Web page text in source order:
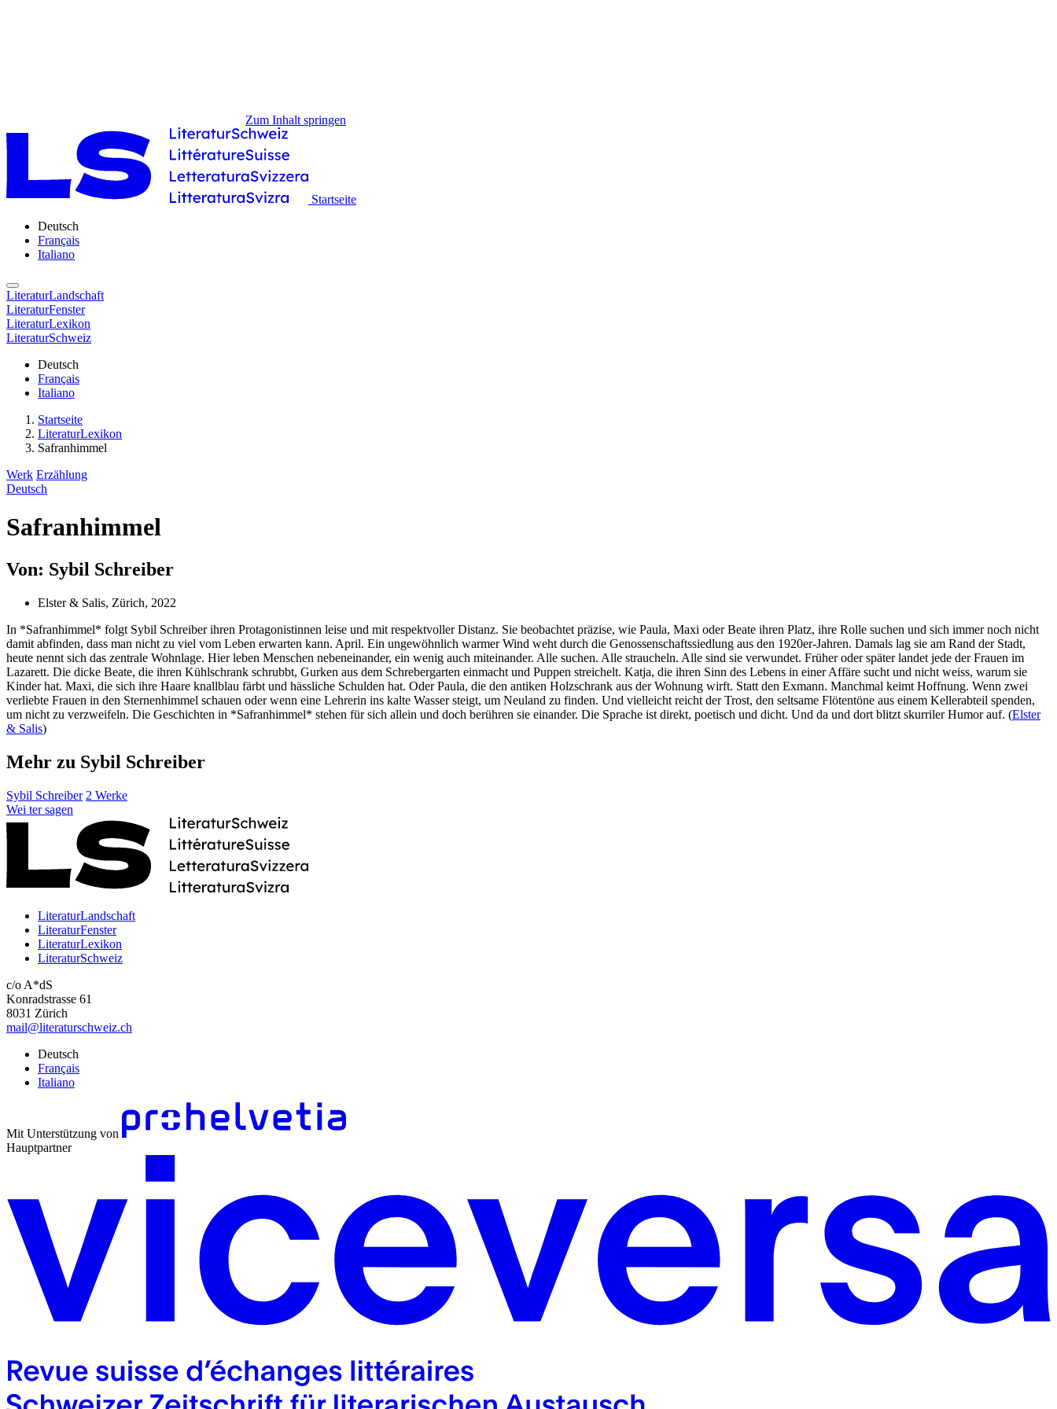
Zum Inhalt springen
Startseite
Deutsch
Français
Italiano
LiteraturLandschaft
LiteraturFenster
LiteraturLexikon
LiteraturSchweiz
Deutsch
Français
Italiano
Startseite
LiteraturLexikon
Safranhimmel
Werk Erzählung
Deutsch
Safranhimmel
Von: Sybil Schreiber
Elster & Salis, Zürich, 2022
In *Safranhimmel* folgt Sybil Schreiber ihren Protagonistinnen leise und mit respektvoller Distanz. Sie beobachtet präzise, wie Paula, Maxi oder Beate ihren Platz, ihre Rolle suchen und sich immer noch nicht
damit abfinden, dass man nicht zu viel vom Leben erwarten kann. April. Ein ungewöhnlich warmer Wind weht durch die Genossenschaftssiedlung aus den 1920er-Jahren. Damals lag sie am Rand der Stadt,
heute nennt sich das zentrale Wohnlage. Hier leben Menschen nebeneinander, ein wenig auch miteinander. Alle suchen. Alle straucheln. Alle sind sie verwundet. Früher oder später landet jede der Frauen im
Lazarett. Die dicke Beate, die ihren Kühlschrank schrubbt, Gurken aus dem Schrebergarten einmacht und Puppen streichelt. Katja, die ihren Sinn des Lebens in einer Affäre sucht und nicht weiss, warum sie
Kinder hat. Maxi, die sich ihre Haare knallblau färbt und hässliche Schulden hat. Oder Paula, die den antiken Holzschrank aus der Wohnung wirft. Statt den Exmann. Manchmal keimt Hoffnung. Wenn zwei
verliebte Frauen in den Sternenhimmel schauen oder wenn eine Lehrerin ins kalte Wasser steigt, um Neuland zu finden. Und vielleicht reicht der Trost, den seltsame Flötentöne aus einem Kellerabteil spenden,
um nicht zu verzweifeln. Die Geschichten in *Safranhimmel* stehen für sich allein und doch berühren sie einander. Die Sprache ist direkt, poetisch und dicht. Und da und dort blitzt skurriler Humor auf. (Elster
& Salis)
Mehr zu Sybil Schreiber
Sybil Schreiber 2 Werke
Wei ter sagen
LiteraturLandschaft
LiteraturFenster
LiteraturLexikon
LiteraturSchweiz
c/o A*dS
Konradstrasse 61
8031 Zürich
mail@literaturschweiz.ch
Deutsch
Français
Italiano
Mit Unterstützung von
Hauptpartner